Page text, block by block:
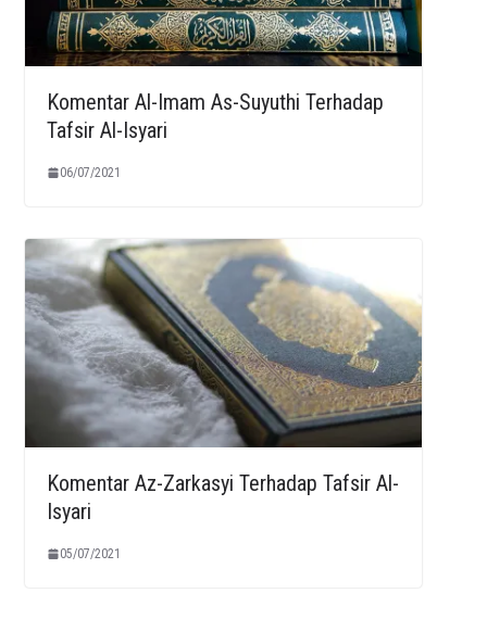
Komentar Al-Imam As-Suyuthi Terhadap
Tafsir Al-Isyari
06/07/2021
Komentar Az-Zarkasyi Terhadap Tafsir Al-
Isyari
05/07/2021